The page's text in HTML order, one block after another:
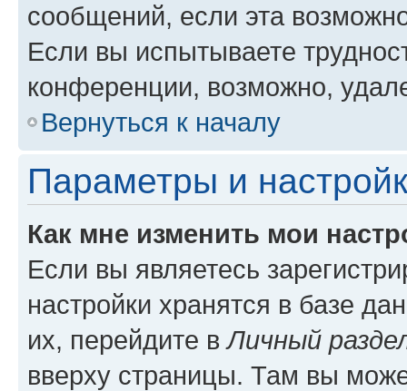
сообщений, если эта
Если вы испытываете
конференции, возможно,
Вернуться к началу
Параметры и
Как мне изменить мои
Если вы являетесь
настройки хранятся в базе
их, перейдите вЛичный
вверху страницы. Там вы